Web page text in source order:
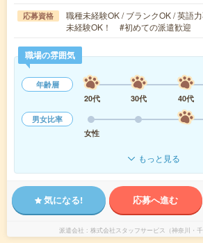
応募資格
職種未経験OK / ブランクOK / 英語
未経験OK！ #初めての派遣歓迎
職場の雰囲気
年齢層
20代
30代 40代
男女比率
女性
もっと見る
気になる! 応募へ進む
派遣会社 株式会社スタッフサービス（神奈川・千